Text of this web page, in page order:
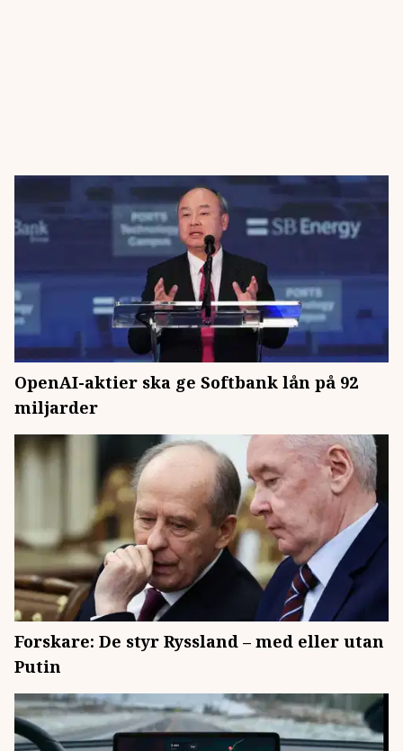
OpenAI-aktier ska ge Softbank lån på 92
miljarder
Forskare: De styr Ryssland – med eller utan
Putin